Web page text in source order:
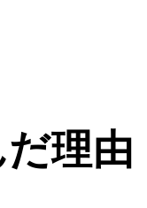
理由